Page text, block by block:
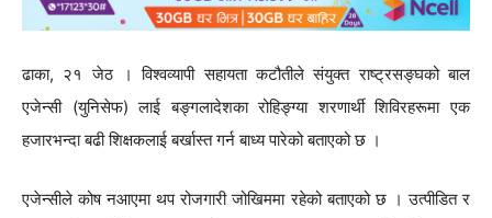
ढाका, २१ जेठ । विश्वव्यापी सहायता कटौतीले संयुक्त राष्ट्रसङ्घको बाल
एजेन्सी (युनिसेफ) लाई बङ्गलादेशका रोहिङ्ग्या शरणार्थी शिविरहरूमा एक
हजारभन्दा बढी शिक्षकलाई बर्खास्त गर्न बाध्य पारेको बताएको छ ।
एजेन्सीले कोष नआएमा थप रोजगारी जोखिममा रहेको बताएको छ । उत्पीडित र